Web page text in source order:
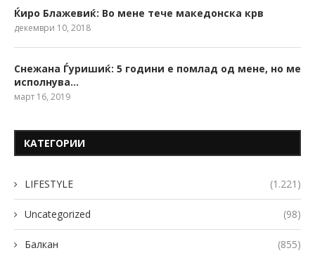
Ќиро Блажевиќ: Во мене тече македонска крв
декември 10, 2018
Снежана Ѓуришиќ: 5 години е помлад од мене, но ме
исполнува…
март 16, 2019
КАТЕГОРИИ
LIFESTYLE (1.221)
Uncategorized (98)
Балкан (855)